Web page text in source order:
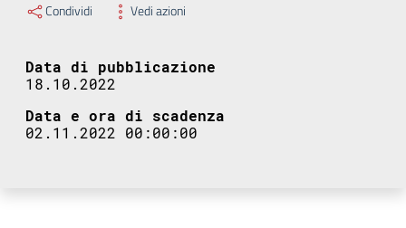
Condividi Vedi azioni
Data di pubblicazione
18.10.2022
Data e ora di scadenza
02.11.2022 00:00:00